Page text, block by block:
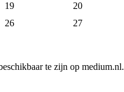
19 20
26 27
te zijn op medium.nl.